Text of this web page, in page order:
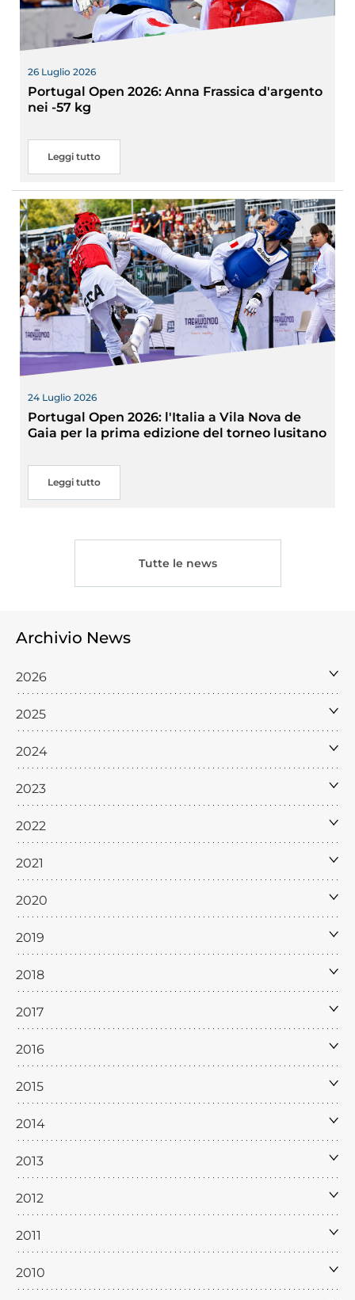
26 Luglio 2026
Portugal Open 2026: Anna Frassica d'argento
nei -57 kg
Leggi tutto
24 Luglio 2026
Portugal Open 2026: l'Italia a Vila Nova de
Gaia per la prima edizione del torneo lusitano
Leggi tutto
Tutte le news
Archivio News
2026
2025
2024
2023
2022
2021
2020
2019
2018
2017
2016
2015
2014
2013
2012
2011
2010